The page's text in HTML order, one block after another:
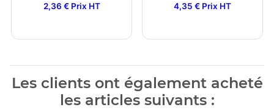
2,36 € Prix HT 4,35 € Prix HT
Les clients ont également acheté
les articles suivants :